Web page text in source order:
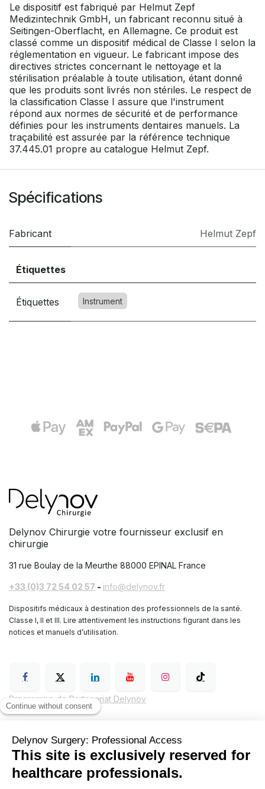
Le dispositif est fabriqué par Helmut Zepf
Medizintechnik GmbH, un fabricant reconnu situé à
Seitingen-Oberflacht, en Allemagne. Ce produit est
classé comme un dispositif médical de Classe I selon la
réglementation en vigueur. Le fabricant impose des
directives strictes concernant le nettoyage et la
stérilisation préalable à toute utilisation, étant donné
que les produits sont livrés non stériles. Le respect de
la classification Classe I assure que l'instrument
répond aux normes de sécurité et de performance
définies pour les instruments dentaires manuels. La
traçabilité est assurée par la référence technique
37.445.01 propre au catalogue Helmut Zepf.
Spécifications
Fabricant Helmut Zepf
Étiquettes
Étiquettes Instrument
Delynov Chirurgie votre fournisseur exclusif en
chirurgie
31 rue Boulay de la Meurthe 88000 EPINAL France
+33 (0)3 72 54 02 57 - info@delynov.fr
Dispositifs médicaux à destination des professionnels de la santé.
Classe I, II et III. Lire attentivement les instructions figurant dans les
notices et manuels d’utilisation.
Programme de Partenariat Delynov
Conditions générales de vente (CGV)
Mentions légales
Politique de confidentialité de Delynov Chirurgie